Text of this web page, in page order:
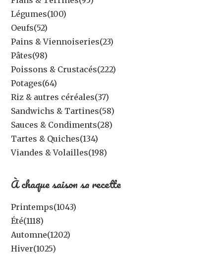
Légumes(100)
Oeufs(52)
Pains & Viennoiseries(23)
Pâtes(98)
Poissons & Crustacés(222)
Potages(64)
Riz & autres céréales(37)
Sandwichs & Tartines(58)
Sauces & Condiments(28)
Tartes & Quiches(134)
Viandes & Volailles(198)
À chaque saison sa recette
Printemps(1043)
Été(1118)
Automne(1202)
Hiver(1025)